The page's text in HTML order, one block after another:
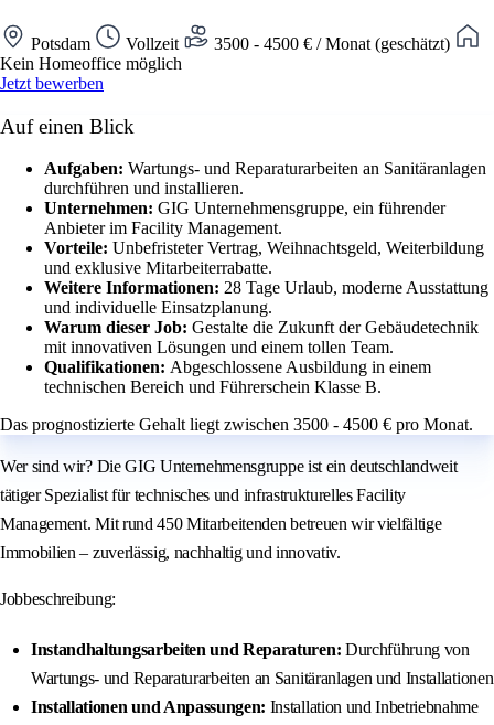
Potsdam Vollzeit
3500 - 4500 € / Monat (geschätzt)
Kein Homeoffice möglich
Jetzt bewerben
Auf einen Blick
Aufgaben: Wartungs- und Reparaturarbeiten an Sanitäranlagen
durchführen und installieren.
Unternehmen: GIG Unternehmensgruppe, ein führender
Anbieter im Facility Management.
Vorteile: Unbefristeter Vertrag, Weihnachtsgeld, Weiterbildung
und exklusive Mitarbeiterrabatte.
Weitere Informationen: 28 Tage Urlaub, moderne Ausstattung
und individuelle Einsatzplanung.
Warum dieser Job: Gestalte die Zukunft der Gebäudetechnik
mit innovativen Lösungen und einem tollen Team.
Qualifikationen: Abgeschlossene Ausbildung in einem
technischen Bereich und Führerschein Klasse B.
Das prognostizierte Gehalt liegt zwischen 3500 - 4500 € pro Monat.
Wer sind wir? Die GIG Unternehmensgruppe ist ein deutschlandweit
tätiger Spezialist für technisches und infrastrukturelles Facility
Management. Mit rund 450 Mitarbeitenden betreuen wir vielfältige
Immobilien – zuverlässig, nachhaltig und innovativ.
Jobbeschreibung:
Instandhaltungsarbeiten und Reparaturen: Durchführung von
Wartungs- und Reparaturarbeiten an Sanitäranlagen und Installationen
Installationen und Anpassungen: Installation und Inbetriebnahme